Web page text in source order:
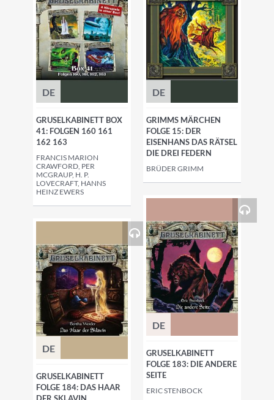
DE
GRUSELKABINETT BOX
41: FOLGEN 160 161
162 163
FRANCIS MARION
CRAWFORD, PER
MCGRAUP, H. P.
LOVECRAFT, HANNS
HEINZ EWERS
DE
GRIMMS MÄRCHEN
FOLGE 15: DER
EISENHANS DAS RÄTSEL
DIE DREI FEDERN
BRÜDER GRIMM
DE
GRUSELKABINETT
FOLGE 184: DAS HAAR
DE
GRUSELKABINETT
FOLGE 183: DIE ANDERE
SEITE
ERIC STENBOCK